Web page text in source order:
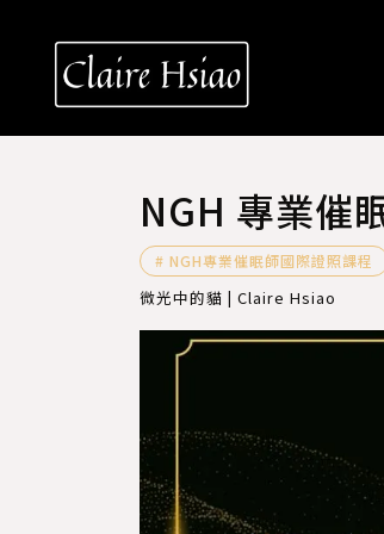
NGH 專業催
# NGH專業催眠師國際證照課程
微光中的貓 | Claire Hsiao